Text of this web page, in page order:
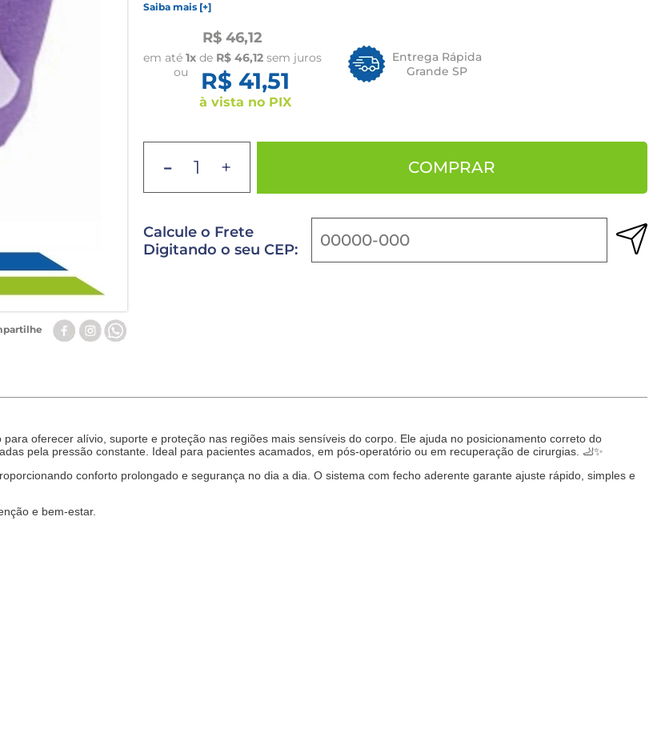
Saiba mais [+]
Entrega Rápida
Grande SP
R$ 46,12
em até 1xde R$ 46,12sem juros
ou
R$ 41,51
à vista no PIX
- + COMPRAR
Calcule o Frete
Digitando o seu CEP:
oferecer alívio, suporte e proteção nas regiões mais sensíveis do corpo. Ele ajuda no posicionamento correto do
pela pressão constante. Ideal para pacientes acamados, em pós-operatório ou em recuperação de cirurgias. 🦶✨
conforto prolongado e segurança no dia a dia. O sistema com fecho aderente garante ajuste rápido, simples e
e bem-estar.